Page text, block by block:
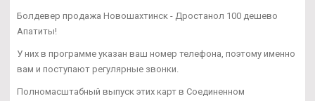
Болдевер продажа Новошахтинск - Дростанол 100 дешево
Апатиты!
У них в программе указан ваш номер телефона, поэтому именно
вам и поступают регулярные звонки.
Полномасштабный выпуск этих карт в Соединенном